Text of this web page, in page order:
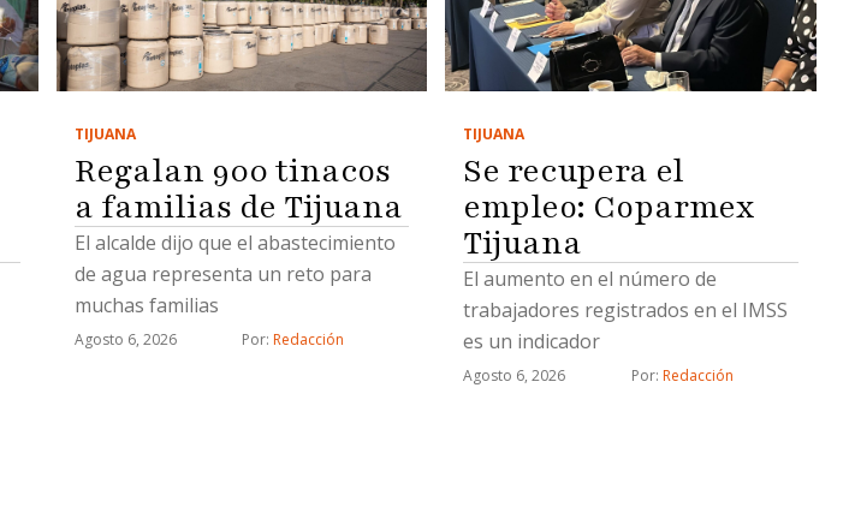
registraron con documentación
apócrifa; uno de ellos ya fue
vinculado a proceso, indicó
ligados al llamado "cártel
inmobiliario" ocuparon cargos de
subregistrador y analista y son
acusados de fraude, fraude procesal
y uso de documentos falsos,
detalló."Hay varios grupos y
tentáculos que maneja el cártel
TIJUANA
Regalan 900 tinacos
a familias de Tijuana
El alcalde dijo que el abastecimiento
de agua representa un reto para
muchas familias
Agosto 6, 2026 Por: Redacción
TIJUANA
Se recupera el
empleo: Coparmex
Tijuana
El aumento en el número de
trabajadores registrados en el IMSS
es un indicador
Agosto 6, 2026 Por: Redacción